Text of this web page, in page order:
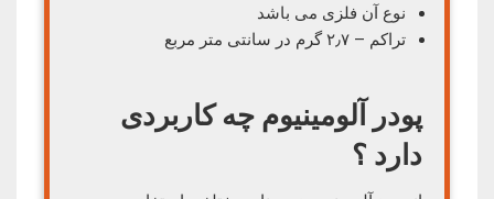
نوع آن فلزی می باشد
تراکم – ۲٫۷ گرم در سانتی متر مربع
پودر آلومینیوم چه کاربردی
دارد ؟